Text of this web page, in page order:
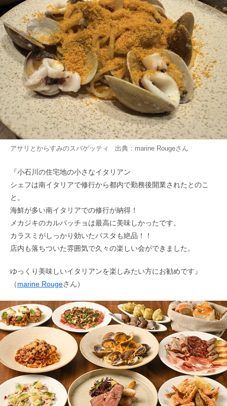
アサリとからすみのスパゲッティ 出典： marine Rougeさん
『小石川の住宅地の小さなイタリアン
シェフは南イタリアで修行から都内で勤務後開業されたとのこ
と。
海鮮が多い南イタリアでの修行が納得！
メカジキのカルパッチョは最高に美味しかったです。
カラスミがしっかり効いたパスタも絶品！！
店内も落ちついた雰囲気で久々の楽しい会ができました。
ゆっくり美味しいイタリアンを楽しみたい方にお勧めです』
（marine Rougeさん）